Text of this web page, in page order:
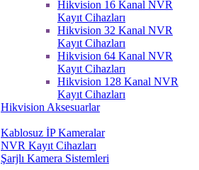
Hikvision 16 Kanal NVR
Kayıt Cihazları
Hikvision 32 Kanal NVR
Kayıt Cihazları
Hikvision 64 Kanal NVR
Kayıt Cihazları
Hikvision 128 Kanal NVR
Kayıt Cihazları
Hikvision Aksesuarlar
Kablosuz İP Kameralar
NVR Kayıt Cihazları
Şarjlı Kamera Sistemleri